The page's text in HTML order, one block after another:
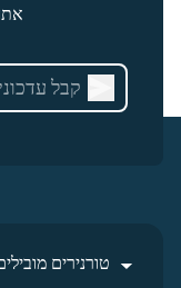
טורנירים